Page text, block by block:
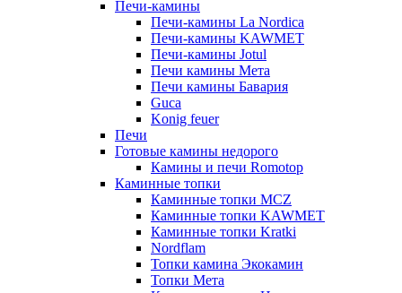
Печи-камины
Печи-камины La Nordica
Печи-камины KAWMET
Печи-камины Jotul
Печи камины Мета
Печи камины Бавария
Guca
Konig feuer
Печи
Готовые камины недорого
Камины и печи Romotop
Каминные топки
Каминные топки MCZ
Каминные топки KAWMET
Каминные топки Kratki
Nordflam
Топки камина Экокамин
Топки Мета